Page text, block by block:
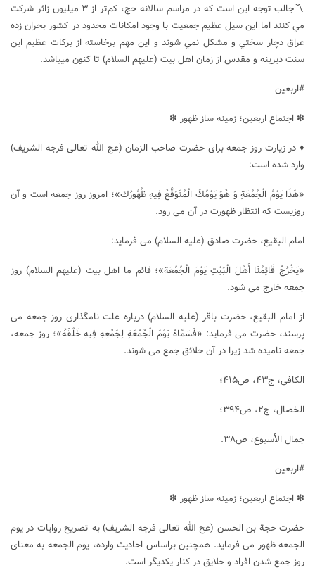
〽جالب توجه اين است که در مراسم سالانه حج، كم‌تر از ۳ ميليون زائر شركت
مي ‌كنند اما اين سيل عظيم جمعيت با وجود امکانات محدود در کشور بحران زده
عراق دچار سختي و مشکل نمي ‌شوند و اين مهم برخاسته از برکات عظيم اين
سنت ديرينه و مقدس از زمان اهل بیت (علیهم السلام) تا کنون میباشد.
#اربعین
❇ اجتماع اربعین؛ زمینه ساز ظهور ❇
♦ در زیارت روز جمعه برای حضرت صاحب الزمان (عج الله تعالی فرجه الشریف)
وارد شده است:
«هَذَا يَوْمُ الْجُمُعَةِ وَ هُوَ يَوْمُكَ الْمُتَوَقَّعُ فِيهِ ظُهُورُك»؛ امروز روز جمعه است و آن
روزیست که انتظار ظهورت در آن می رود.
امام البقیع، حضرت صادق (علیه السلام) می فرماید:
«يَخْرُجُ قَائِمُنَا أَهْلَ الْبَيْتِ يَوْمَ الْجُمُعَة»؛ قائم ما اهل بیت (علیهم السلام) روز
جمعه خارج می شود.
از امام البقیع، حضرت باقر (علیه السلام) درباره علت نامگذاری روز جمعه می
پرسند، حضرت می فرماید: «فَسَمَّاهُ يَوْمَ الْجُمُعَةِ لِجَمْعِهِ فِيهِ خَلْقَهُ»؛ روز جمعه،
جمعه نامیده شد زیرا در آن خلائق جمع می شوند.
الکافی، ج۴۳، ص۴۱۵؛
الخصال، ج۲، ص۳۹۴؛
جمال الأسبوع، ص۳۸.
#اربعین
❇ اجتماع اربعین؛ زمینه ساز ظهور ❇
حضرت حجة بن الحسن (عج الله تعالی فرجه الشریف) به تصریح روایات در یوم
الجمعه ظهور می فرماید. همچنین براساس احادیث وارده، یوم الجمعه به معنای
روز جمع شدن افراد و خلایق در کنار یکدیگر است.